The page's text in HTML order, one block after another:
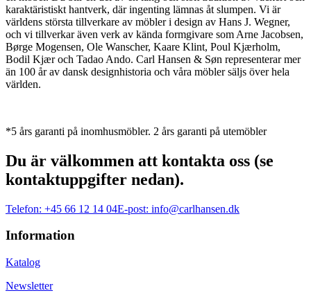
karaktäristiskt hantverk, där ingenting lämnas åt slumpen. Vi är
världens största tillverkare av möbler i design av Hans J. Wegner,
och vi tillverkar även verk av kända formgivare som Arne Jacobsen,
Børge Mogensen, Ole Wanscher, Kaare Klint, Poul Kjærholm,
Bodil Kjær och Tadao Ando. Carl Hansen & Søn representerar mer
än 100 år av dansk designhistoria och våra möbler säljs över hela
världen.
*5 års garanti på inomhusmöbler. 2 års garanti på utemöbler
Du är välkommen att kontakta oss (se
kontaktuppgifter nedan).
Telefon: +45 66 12 14 04E-post: info@carlhansen.dk
Information
Katalog
Newsletter